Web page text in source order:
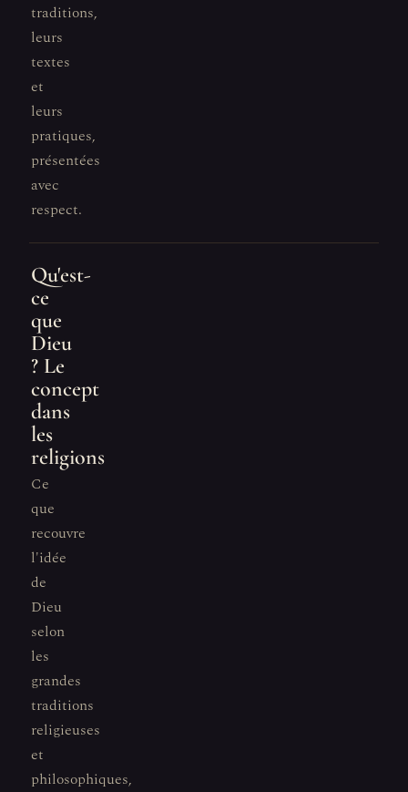
traditions,
leurs
textes
et
leurs
pratiques,
présentées
avec
respect.
Qu'est-
ce
que
Dieu
? Le
concept
dans
les
religions
Ce
que
recouvre
l'idée
de
Dieu
selon
les
grandes
traditions
religieuses
et
philosophiques,